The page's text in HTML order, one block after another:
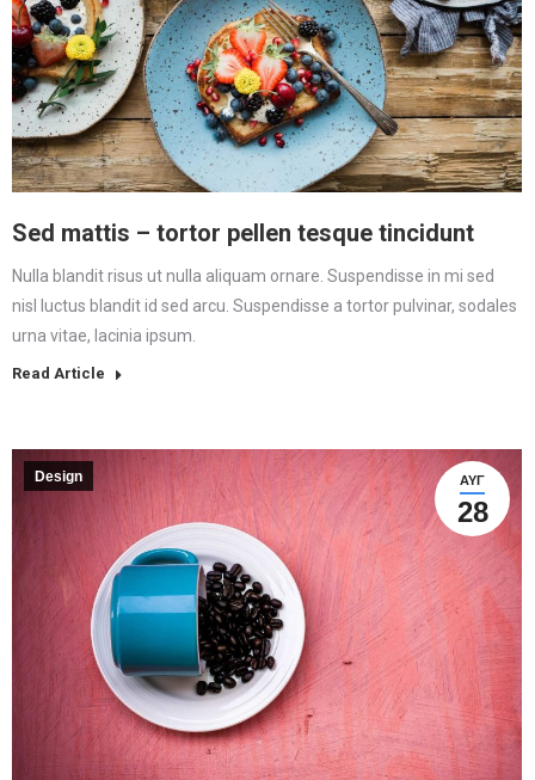
Sed mattis – tortor pellen tesque tincidunt
Nulla blandit risus ut nulla aliquam ornare. Suspendisse in mi sed
nisl luctus blandit id sed arcu. Suspendisse a tortor pulvinar, sodales
urna vitae, lacinia ipsum.
Read Article
ΑΥΓ
28
Design